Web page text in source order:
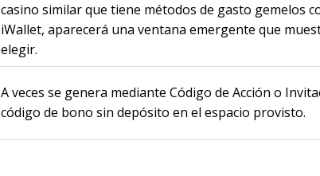
casino similar que tiene métodos de gasto gemelos
iWallet, aparecerá una ventana emergente que
elegir.
A veces se genera mediante Código de Acción o
código de bono sin depósito en el espacio provisto.